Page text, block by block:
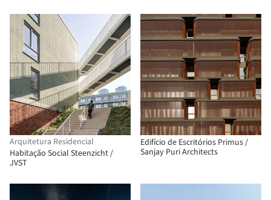
Arquitetura Residencial
Habitação Social Steenzicht /
JVST
Edifício de Escritórios Primus /
Sanjay Puri Architects